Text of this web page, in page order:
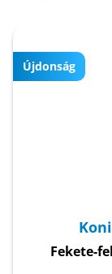
Újdonság
Fekete-